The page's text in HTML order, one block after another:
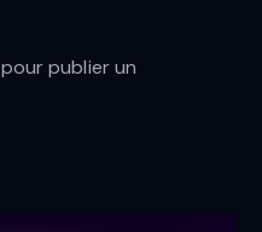
pour publier un